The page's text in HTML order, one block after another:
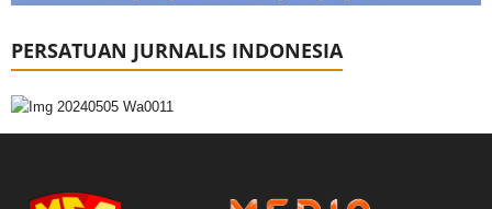
PERSATUAN JURNALIS INDONESIA